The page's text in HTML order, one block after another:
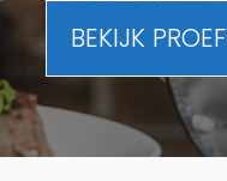
BEKIJK